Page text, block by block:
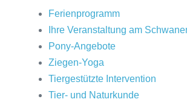
Ferienprogramm
Ihre Veranstaltung am
Pony-Angebote
Ziegen-Yoga
Tiergestützte Intervention
Tier- und Naturkunde